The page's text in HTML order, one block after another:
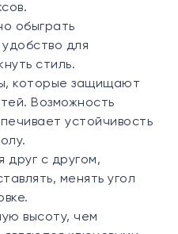
обыграть
для
стиль.
которые защищают
Возможность
устойчивость
друг с другом,
менять угол
высоту, чем